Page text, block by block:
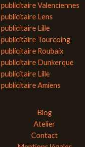
Valenciennes
Lens
publicitaire Lille
publicitaire Tourcoing
publicitaire Roubaix
publicitaire Dunkerque
publicitaire Lille
Amiens
Blog
Atelier
Contact